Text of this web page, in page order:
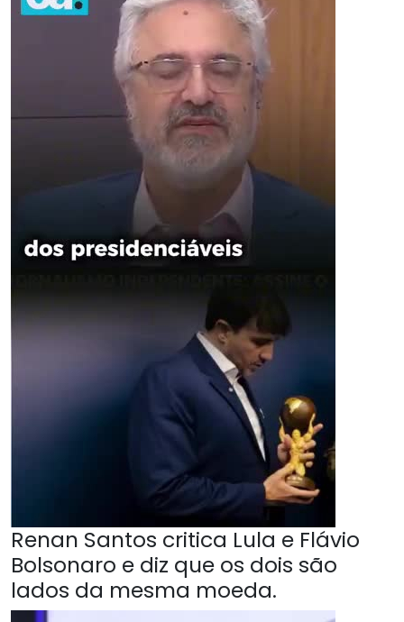
Renan Santos critica Lula e Flávio
Bolsonaro e diz que os dois são
lados da mesma moeda.